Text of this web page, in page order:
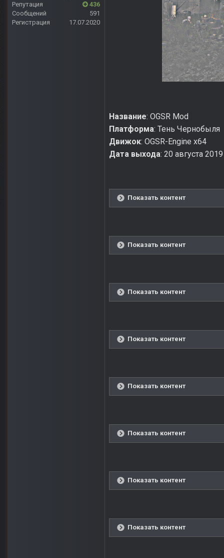
Репутация
436
Сообщений
591
Регистрация
17.07.2020
Название: OGSR Mod
Платформа: Тень Чернобыля
Движок: OGSR-Engine x64
Дата выхода: 20 августа 2019
Показать контент
Показать контент
Показать контент
Показать контент
Показать контент
Показать контент
Показать контент
Показать контент